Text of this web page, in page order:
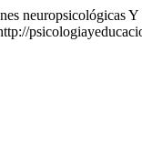
neuropsicológicas